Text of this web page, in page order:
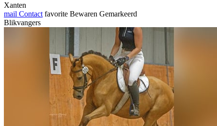
Xanten
mail Contact favorite Bewaren Gemarkeerd
Blikvangers